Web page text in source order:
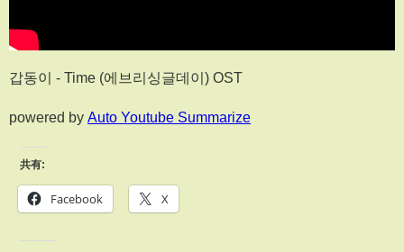
갑동이 - Time (에브리싱글데이) OST
powered by Auto Youtube Summarize
共有:
Facebook X